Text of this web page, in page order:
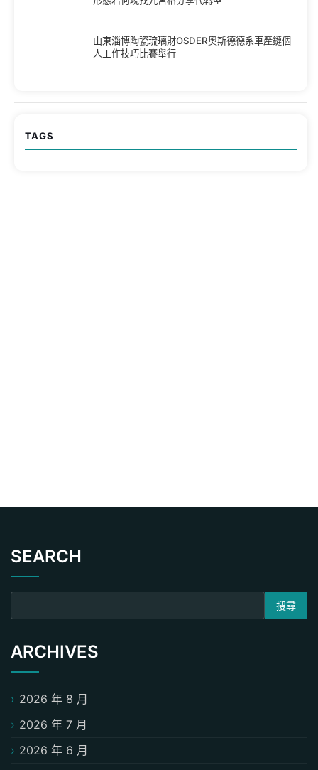
山東淄博陶瓷琉璃財OSDER奧斯德德系車產鏈個
人工作技巧比賽舉行
TAGS
SEARCH
搜尋關鍵字:
ARCHIVES
2026 年 8 月
2026 年 7 月
2026 年 6 月